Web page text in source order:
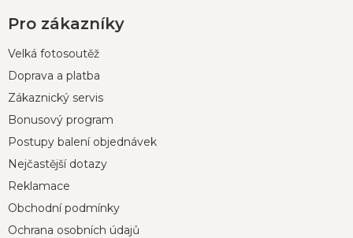
Pro zákazníky
Velká fotosoutěž
Doprava a platba
Zákaznický servis
Bonusový program
Postupy balení objednávek
Nejčastější dotazy
Reklamace
Obchodní podmínky
Ochrana osobních údajů